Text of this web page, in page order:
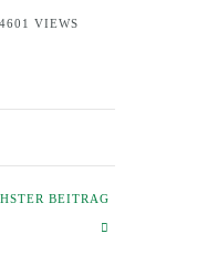
4601 VIEWS
BEITRAG